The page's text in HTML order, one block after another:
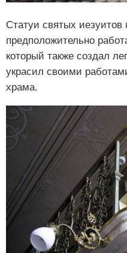
Статуи святых иезуитов
предположительно
который также создал
украсил своими
храма.